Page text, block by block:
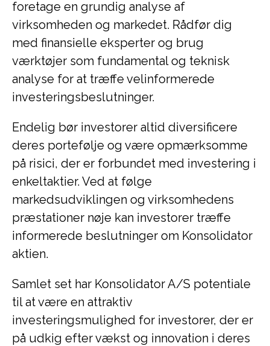
foretage en grundig analyse af
virksomheden og markedet. Rådfør dig
med finansielle eksperter og brug
værktøjer som fundamental og teknisk
analyse for at træffe velinformerede
investeringsbeslutninger.
Endelig bør investorer altid diversificere
deres portefølje og være opmærksomme
på risici, der er forbundet med investering i
enkeltaktier. Ved at følge
markedsudviklingen og virksomhedens
præstationer nøje kan investorer træffe
informerede beslutninger om Konsolidator
aktien.
Samlet set har Konsolidator A/S potentiale
til at være en attraktiv
investeringsmulighed for investorer, der er
på udkig efter vækst og innovation i deres